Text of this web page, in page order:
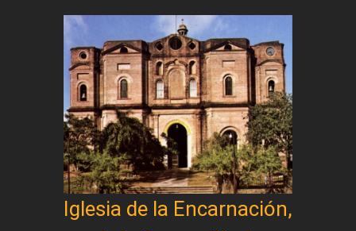
Iglesia de la Encarnación,